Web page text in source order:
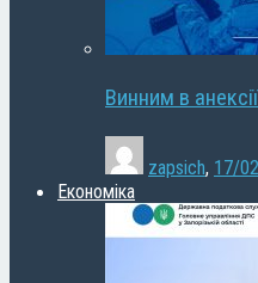
Винним в
zapsich, 17/
Економіка